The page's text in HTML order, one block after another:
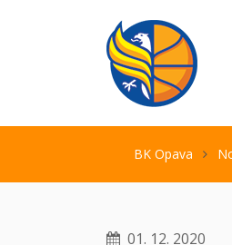
BK Opava
01. 12. 2020